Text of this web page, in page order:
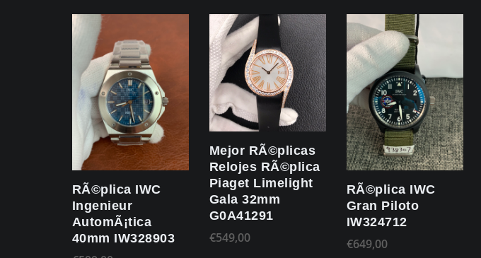
RÃ©plica IWC
Ingenieur
AutomÃ¡tica
40mm IW328903
Mejor RÃ©plicas
Relojes RÃ©plica
Piaget Limelight
Gala 32mm
G0A41291
€549,00
RÃ©plica IWC
Gran Piloto
IW324712
€649,00